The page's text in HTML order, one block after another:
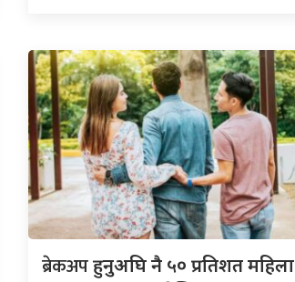
ब्रेकअपहुनुअघि नै ५० प्रतिशत महिला